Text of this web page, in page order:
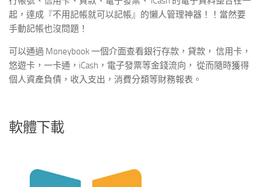
起，達成『不用記帳就可以記帳』的懶人管理神器！！當然要
手動記帳也沒問題！
可以通過 Moneybook 一個介面查看銀行存款，貸款， 信用卡，
悠遊卡，一卡通，iCash，電子發票等金錢流向， 從而隨時獲得
個人資產負債，收入支出，消費分類等財務報表。
軟體下載